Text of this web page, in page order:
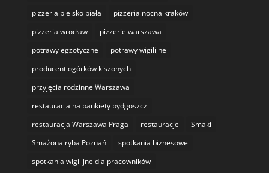
pizzeria bielsko biała
pizzeria nocna kraków
pizzeria wrocław
pizzerie warszawa
potrawy egzotyczne
potrawy wigilijne
producent ogórków kiszonych
przyjęcia rodzinne Warszawa
restauracja na bankiety bydgoszcz
restauracja Warszawa Praga
restauracje
Smaki
Smażona ryba Poznań
spotkania biznesowe
spotkania wigilijne dla pracowników